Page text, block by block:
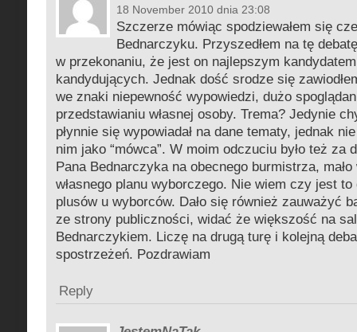
18 November 2010 dnia 23:08
Szczerze mówiąc spodziewałem się
Bednarczyku. Przyszedłem na tę
w przekonaniu, że jest on najlepszym
kandydujących. Jednak dość srodze się
we znaki niepewność wypowiedzi, dużo
przedstawianiu własnej osoby. Trema? Jedynie
płynnie się wypowiadał na dane tematy, jednak
nim jako “mówca”. W moim odczuciu było też za
Pana Bednarczyka na obecnego burmistrza,
własnego planu wyborczego. Nie wiem czy jest to
plusów u wyborców. Dało się również zauważyć
ze strony publiczności, widać że większość na
Bednarczykiem. Liczę na drugą turę i kolejną
spostrzeżeń. Pozdrawiam
Reply